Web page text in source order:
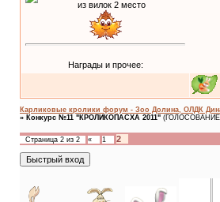
Награды и прочее:
Карликовые кролики форум - Зоо Долина, ОЛДК
» Конкурс №11 "КРОЛИКОПАСХА 2011" (ГОЛОСОВАНИЕ
Страница 2 из 2 « 1 2